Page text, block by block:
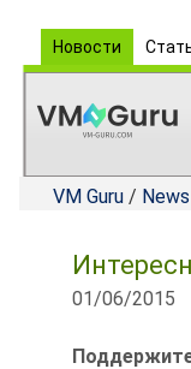
Новости
VM Guru / News
01/06/2015